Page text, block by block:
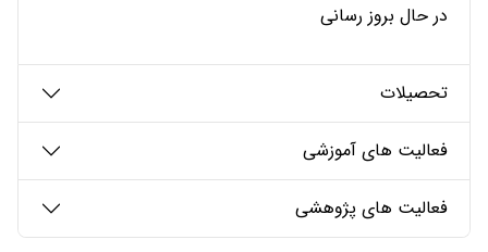
در حال بروز رسانی
تحصیلات
فعالیت های آموزشی
فعالیت های پژوهشی